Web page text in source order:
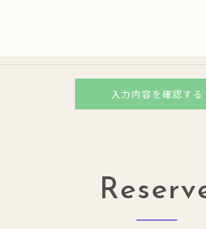
・利用停止の手続を定めさせて頂
手続きにつきましては、お電話でお